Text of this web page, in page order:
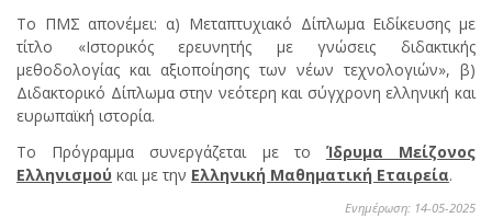
Το ΠΜΣ απονέμει: α) Μεταπτυχιακό Δίπλωμα Ειδίκευσης με
τίτλο «Ιστορικός ερευνητής με γνώσεις διδακτικής
μεθοδολογίας και αξιοποίησης των νέων τεχνολογιών», β)
Διδακτορικό Δίπλωμα στην νεότερη και σύγχρονη ελληνική και
ευρωπαϊκή ιστορία.
Το Πρόγραμμα συνεργάζεται με το Ίδρυμα Μείζονος
Ελληνισμού και με την Ελληνική Μαθηματική Εταιρεία.
Ενημέρωση: 14-05-2025